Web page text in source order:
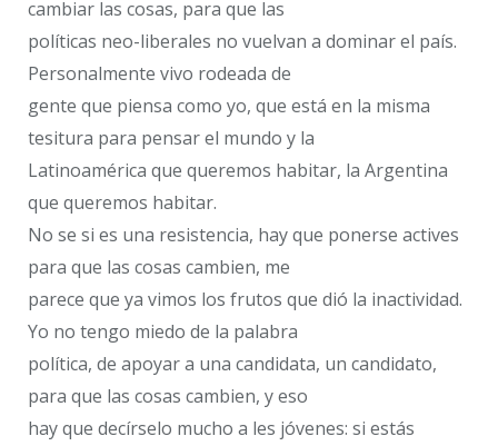
cambiar las cosas, para que las
políticas neo-liberales no vuelvan a dominar el país.
Personalmente vivo rodeada de
gente que piensa como yo, que está en la misma
tesitura para pensar el mundo y la
Latinoamérica que queremos habitar, la Argentina
que queremos habitar.
No se si es una resistencia, hay que ponerse actives
para que las cosas cambien, me
parece que ya vimos los frutos que dió la inactividad.
Yo no tengo miedo de la palabra
política, de apoyar a una candidata, un candidato,
para que las cosas cambien, y eso
hay que decírselo mucho a les jóvenes: si estás